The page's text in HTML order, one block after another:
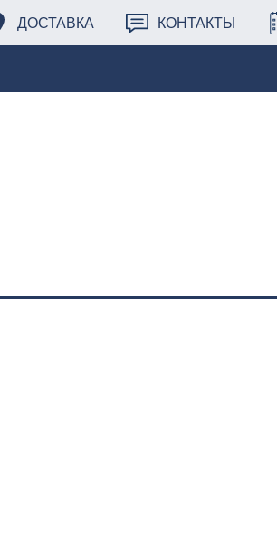
ДОСТАВКА КОНТАКТЫ